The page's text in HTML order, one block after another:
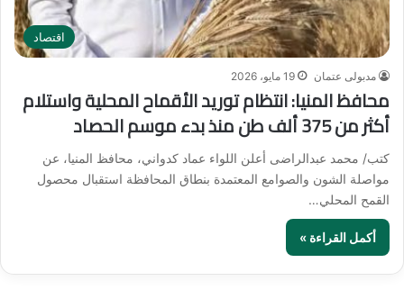
اقتصاد
مدبولى عتمان 19 مايو، 2026
محافظ المنيا: انتظام توريد الأقماح المحلية واستلام
أكثر من 375 ألف طن منذ بدء موسم الحصاد
كتب/ محمد عبدالراضى أعلن اللواء عماد كدواني، محافظ المنيا، عن
مواصلة الشون والصوامع المعتمدة بنطاق المحافظة استقبال محصول
القمح المحلي…
أكمل القراءة »